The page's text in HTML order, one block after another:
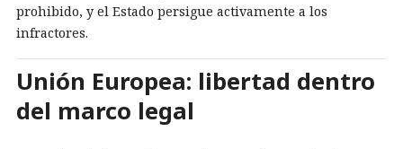
prohibido, y el Estado persigue activamente a los
infractores.
Unión Europea: libertad dentro
del marco legal